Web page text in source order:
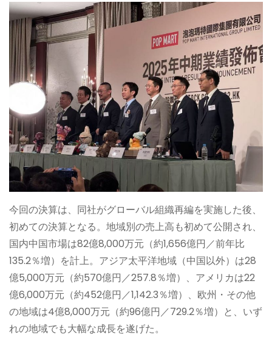
今回の決算は、同社がグローバル組織再編を実施した後、
初めての決算となる。地域別の売上高も初めて公開され、
国内中国市場は82億8,000万元（約1,656億円／前年比
135.2％増）を計上。アジア太平洋地域（中国以外）は28
億5,000万元（約570億円／257.8％増）、アメリカは22
億6,000万元（約452億円／1,142.3％増）、欧州・その他
の地域は4億8,000万元（約96億円／729.2％増）と、いず
れの地域でも大幅な成長を遂げた。